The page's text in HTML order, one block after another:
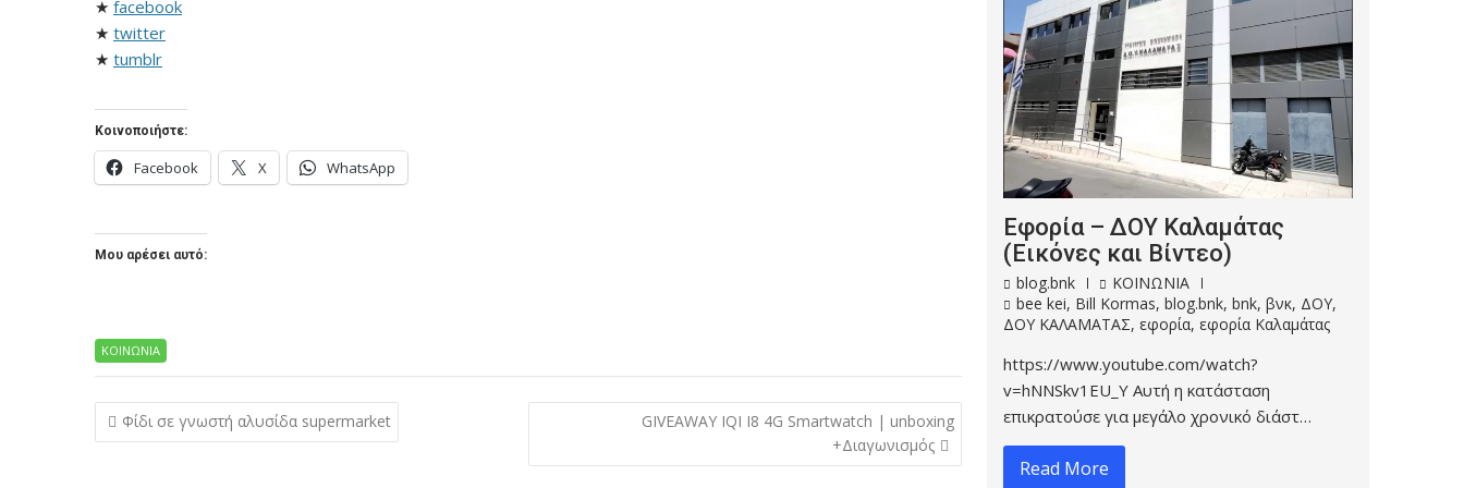
★ facebook
★ twitter
★ tumblr
Κοινοποιήστε:
Facebook X WhatsApp
Μου αρέσει αυτό:
ΚΟΙΝΩΝΙΑ
Πλοήγηση
άρθρων
Φίδι σε γνωστή αλυσίδα supermarket
GIVEAWAY IQI I8 4G Smartwatch | unboxing
+Διαγωνισμός
Εφορία – ΔΟΥ Καλαμάτας
(Εικόνες και Βίντεο)
blog.bnk
ΚΟΙΝΩΝΙΑ
bee kei, Bill Kormas, blog.bnk, bnk, βνκ, ΔΟΥ,
ΔΟΥ ΚΑΛΑΜΑΤΑΣ, εφορία, εφορία Καλαμάτας
https://www.youtube.com/watch?
v=hNNSkv1EU_Y Αυτή η κατάσταση
επικρατούσε για μεγάλο χρονικό διάστ…
Read More